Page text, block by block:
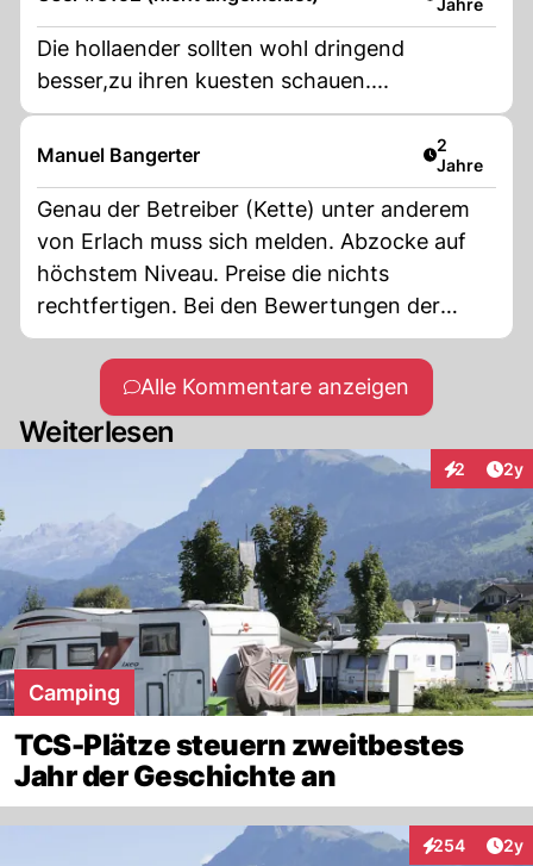
Jahre
Die hollaender sollten wohl dringend
besser,zu ihren kuesten schauen....
Manuel Bangerter Artikel
2
Jahre
Genau der Betreiber (Kette) unter anderem
von Erlach muss sich melden. Abzocke auf
höchstem Niveau. Preise die nichts
rechtfertigen. Bei den Bewertungen der
Plätze wird viel gemunkelt.
Alle Kommentare anzeigen
Weiterlesen
2 2y
Camping
TCS-Plätze steuern zweitbestes
Jahr der Geschichte an
254
Interaktionen
2y